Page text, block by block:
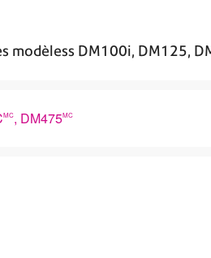
DM100i, DM125,
MC, DM475MC